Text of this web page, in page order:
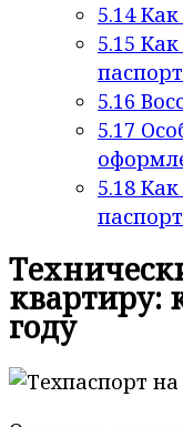
5.14Как
5.15 Как
5.16
5.17
5.18 Как
квартиру:
году